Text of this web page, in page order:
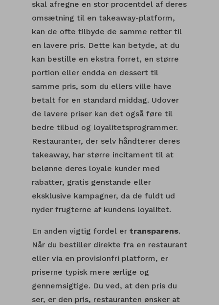
skal afregne en stor procentdel af deres
omsætning til en takeaway-platform,
kan de ofte tilbyde de samme retter til
en lavere pris. Dette kan betyde, at du
kan bestille en ekstra forret, en større
portion eller endda en dessert til
samme pris, som du ellers ville have
betalt for en standard middag. Udover
de lavere priser kan det også føre til
bedre tilbud og loyalitetsprogrammer.
Restauranter, der selv håndterer deres
takeaway, har større incitament til at
belønne deres loyale kunder med
rabatter, gratis genstande eller
eksklusive kampagner, da de fuldt ud
nyder frugterne af kundens loyalitet.
En anden vigtig fordel er transparens.
Når du bestiller direkte fra en restaurant
eller via en provisionfri platform, er
priserne typisk mere ærlige og
gennemsigtige. Du ved, at den pris du
ser, er den pris, restauranten ønsker at